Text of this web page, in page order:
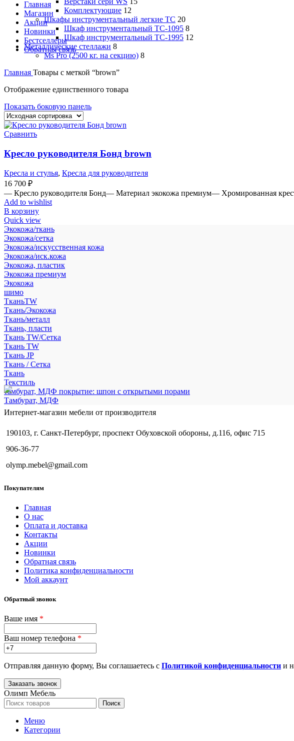
Главная
Магазин
Акции
Новинки
Бестселлеры
Обратная связь
Комплектующие 12
Шкафы инструментальный легкие ТС 20
Шкаф инструментальный TC-1095 8
Шкаф инструментальный TC-1995 12
Металлические стеллажи 8
Ms Pro (2500 кг. на секцию) 8
Главная Товары с меткой “brown”
Отображение единственного товара
Показать боковую панель
Сравнить
Кресло руководителя Бонд brown
Кресла и стулья, Кресла для руководителя
16 700 ₽
— Кресло руководителя Бонд— Материал экокожа премиум— Хромированная
Add to wishlist
В корзину
Quick view
Экокожа/ткань
Экокожа/сетка
Экокожа/искусственная кожа
Экокожа/иск.кожа
Экокожа, пластик
Экокожа премиум
Экокожа
шимо
ТканьTW
Ткань/Экокожа
Ткань/металл
Ткань, пласти
Ткань TW/Сетка
Ткань TW
Ткань JP
Ткань / Сетка
Ткань
Текстиль
тамбурат, МДФ покрытие: шпон с открытыми порами
Тамбурат, МДФ
Интернет-магазин мебели от производителя
190103, г. Санкт-Петербург, проспект Обуховской обороны, д.116, офис 715
906-36-77
olymp.mebel@gmail.com
Покупателям
Главная
О нас
Оплата и доставка
Контакты
Акции
Новинки
Обратная связь
Политика конфиденциальности
Мой аккаунт
Обратный звонок
Ваше имя *
Ваш номер телефона *
Отправляя данную форму, Вы соглашаетесь с Политикой конфиденциальности и
Олимп Мебель
Поиск
Меню
Категории